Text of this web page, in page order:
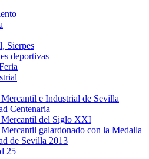
Sierpes
deportivas
e Industrial de Sevilla
Centenaria
del Siglo XXI
galardonado con la Medalla
de Sevilla 2013
25